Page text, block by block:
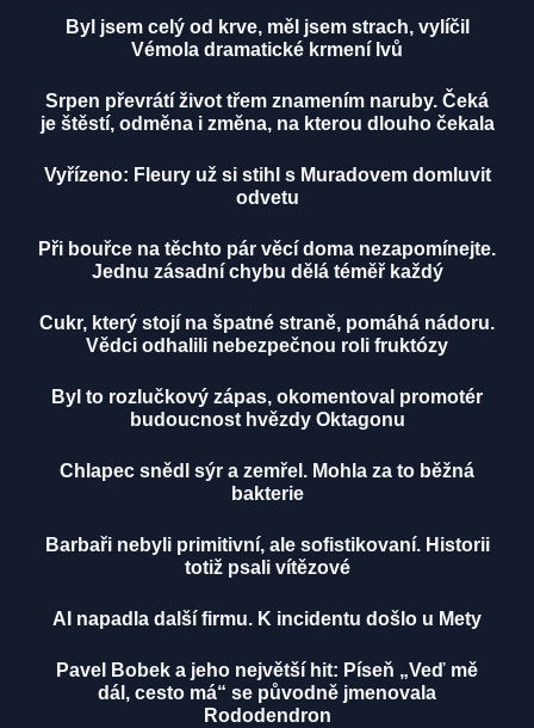
Byl jsem celý od krve, měl jsem strach, vylíčil
Vémola dramatické krmení lvů
Srpen převrátí život třem znamením naruby. Čeká
je štěstí, odměna i změna, na kterou dlouho čekala
Vyřízeno: Fleury už si stihl s Muradovem domluvit
odvetu
Při bouřce na těchto pár věcí doma nezapomínejte.
Jednu zásadní chybu dělá téměř každý
Cukr, který stojí na špatné straně, pomáhá nádoru.
Vědci odhalili nebezpečnou roli fruktózy
Byl to rozlučkový zápas, okomentoval promotér
budoucnost hvězdy Oktagonu
Chlapec snědl sýr a zemřel. Mohla za to běžná
bakterie
Barbaři nebyli primitivní, ale sofistikovaní. Historii
totiž psali vítězové
AI napadla další firmu. K incidentu došlo u Mety
Pavel Bobek a jeho největší hit: Píseň „Veď mě
dál, cesto má“ se původně jmenovala
Rododendron